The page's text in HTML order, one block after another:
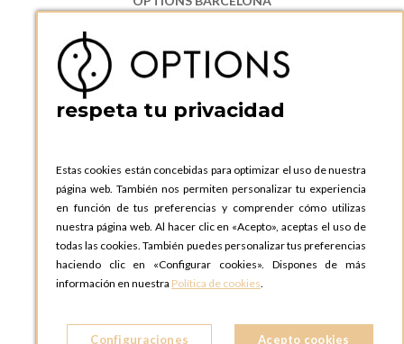
08130 Santa Perpetua de Moguda, Barcelona
ESPAñA
Teléfono:
+34 935 724 041
OPTIONS BARCELONA SHOWROOM
ESPAñA
Teléfono:+34 935 724 041
OPTIONS MADRID
C. Lucio Emilio Cándido, 6,
28803 Alcalá de Henares, Madrid
ESPAñA
respeta tu privacidad
Estas cookies están concebidas para optimizar el uso de nuestra
página web. También nos permiten personalizar tu experiencia
en función de tus preferencias y comprender cómo utilizas
nuestra página web. Al hacer clic en «Acepto», aceptas el uso de
todas las cookies. También puedes personalizar tus preferencias
haciendo clic en «Configurar cookies». Dispones de más
información en nuestra Política de cookies.
Configuraciones Acepto cookies